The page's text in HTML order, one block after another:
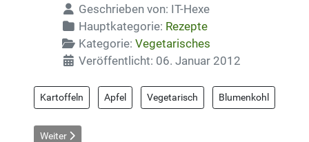
Geschrieben von: IT-Hexe
Hauptkategorie: Rezepte
Kategorie: Vegetarisches
Veröffentlicht: 06. Januar 2012
Kartoffeln Apfel Vegetarisch Blumenkohl
Nächster Beitrag: Chamignon-Geschnetzeltes
Weiter